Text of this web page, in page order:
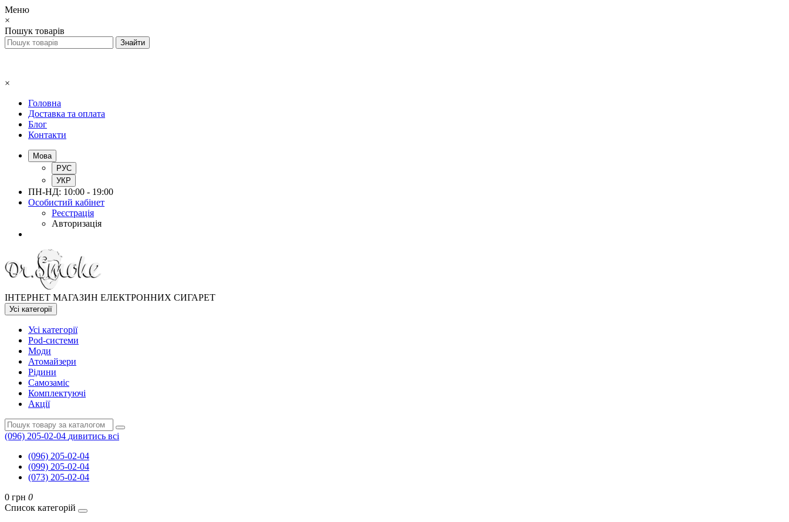
Меню
×
Пошук товарів
×
Головна
Доставка та оплата
Блог
Контакти
Мова
РУС
УКР
ПН-НД: 10:00 - 19:00
Особистий кабінет
Реєстрація
Авторизація
ІНТЕРНЕТ МАГАЗИН ЕЛЕКТРОННИХ СИГАРЕТ
Усі категорії
Усі категорії
Pod-системи
Моди
Атомайзери
Рідини
Самозаміс
Комплектуючі
Акції
(096) 205-02-04 дивитись всі
(096) 205-02-04
(099) 205-02-04
(073) 205-02-04
0 грн 0
Список категорій